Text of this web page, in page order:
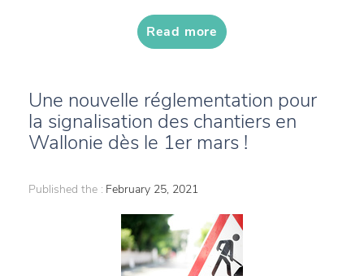
Read more
Une nouvelle réglementation pour
la signalisation des chantiers en
Wallonie dès le 1er mars !
Published the : February 25, 2021